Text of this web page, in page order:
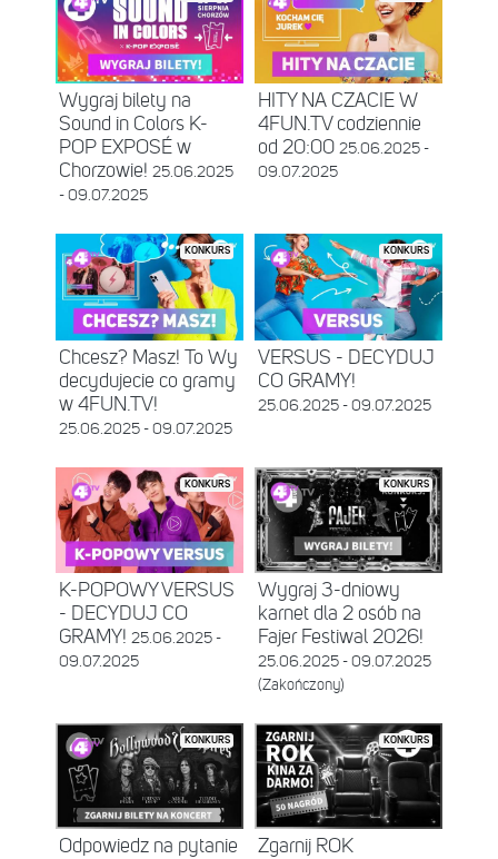
Wygraj bilety na
Sound in Colors K-
POP EXPOSÉ w
Chorzowie! 25.06.2025
- 09.07.2025
HITY NA CZACIE W
4FUN.TV codziennie
od 20:00 25.06.2025 -
09.07.2025
KONKURS
Chcesz? Masz! To Wy
decydujecie co gramy
w 4FUN.TV!
25.06.2025 - 09.07.2025
KONKURS
VERSUS - DECYDUJ
CO GRAMY!
25.06.2025 - 09.07.2025
KONKURS
K-POPOWY VERSUS
- DECYDUJ CO
GRAMY! 25.06.2025 -
09.07.2025
KONKURS
Wygraj 3-dniowy
karnet dla 2 osób na
Fajer Festiwal 2026!
25.06.2025 - 09.07.2025
(Zakończony)
KONKURS
Odpowiedz na pytanie
KONKURS
Zgarnij ROK